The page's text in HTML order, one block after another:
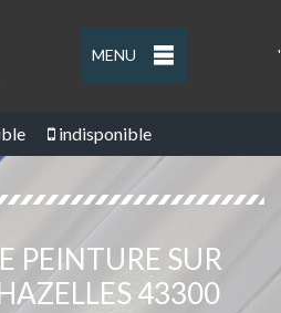
MENU '
indisponible
PEINTURE SUR
43300